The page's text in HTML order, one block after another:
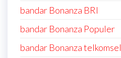
bandar Bonanza BRI
bandar Bonanza Populer
bandar Bonanza telkomsel